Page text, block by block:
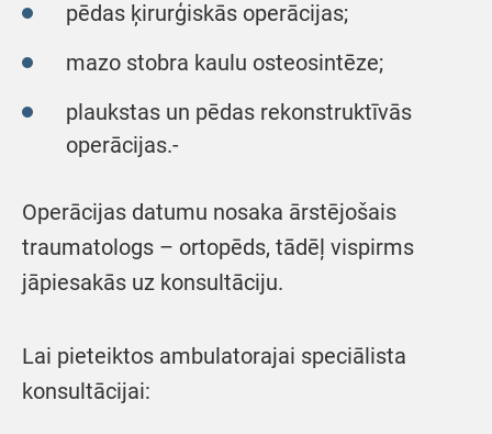
pēdas ķirurģiskās operācijas;
mazo stobra kaulu osteosintēze;
plaukstas un pēdas rekonstruktīvās
operācijas.-
Operācijas datumu nosaka ārstējošais
traumatologs – ortopēds, tādēļ vispirms
jāpiesakās uz konsultāciju.
Lai pieteiktos ambulatorajai speciālista
konsultācijai: